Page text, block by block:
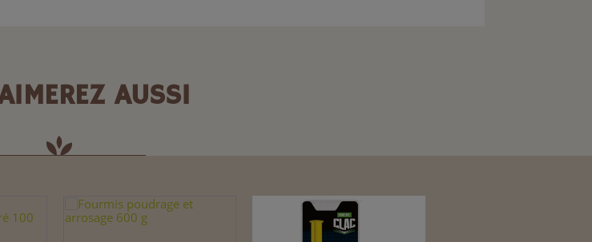
AUSSI